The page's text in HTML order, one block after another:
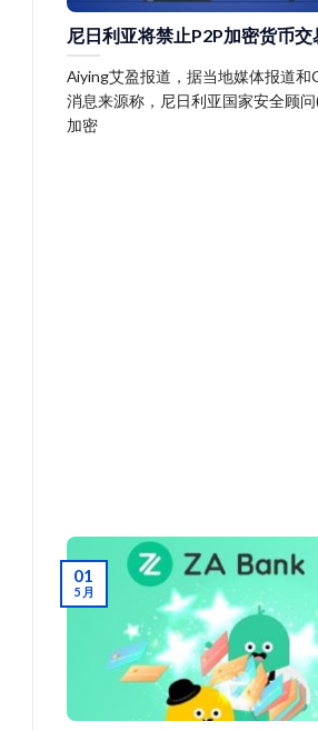
尼日利亚将禁止P2P加密货币交
Aiying艾盈报道，据当地媒体报道和
消息来源称，尼日利亚国家安全顾问
加密
01
5 月